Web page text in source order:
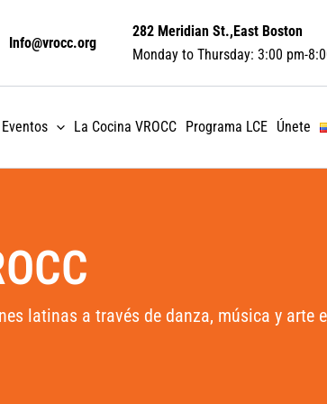
Info@vrocc.org
282 Meridian St.,East Boston
Monday to Thursday: 3:00 pm-
Eventos La Cocina VROCC Programa LCE Únete
latinas a través de danza, música y arte